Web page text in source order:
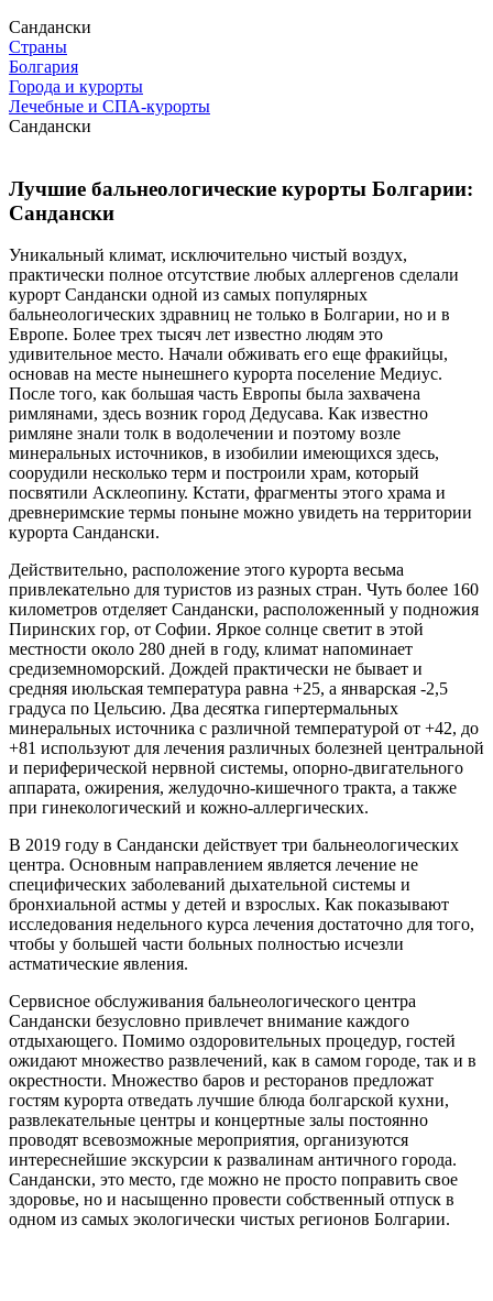
Сандански
Страны
Болгария
Города и курорты
Лечебные и СПА-курорты
Сандански
Лучшие бальнеологические курорты Болгарии:
Сандански
Уникальный климат, исключительно чистый воздух,
практически полное отсутствие любых аллергенов сделали
курорт Сандански одной из самых популярных
бальнеологических здравниц не только в Болгарии, но и в
Европе. Более трех тысяч лет известно людям это
удивительное место. Начали обживать его еще фракийцы,
основав на месте нынешнего курорта поселение Медиус.
После того, как большая часть Европы была захвачена
римлянами, здесь возник город Дедусава. Как известно
римляне знали толк в водолечении и поэтому возле
минеральных источников, в изобилии имеющихся здесь,
соорудили несколько терм и построили храм, который
посвятили Асклеопину. Кстати, фрагменты этого храма и
древнеримские термы поныне можно увидеть на территории
курорта Сандански.
Действительно, расположение этого курорта весьма
привлекательно для туристов из разных стран. Чуть более 160
километров отделяет Сандански, расположенный у подножия
Пиринских гор, от Софии. Яркое солнце светит в этой
местности около 280 дней в году, климат напоминает
средиземноморский. Дождей практически не бывает и
средняя июльская температура равна +25, а январская -2,5
градуса по Цельсию. Два десятка гипертермальных
минеральных источника с различной температурой от +42, до
+81 используют для лечения различных болезней центральной
и периферической нервной системы, опорно-двигательного
аппарата, ожирения, желудочно-кишечного тракта, а также
при гинекологический и кожно-аллергических.
В 2019 году в Сандански действует три бальнеологических
центра. Основным направлением является лечение не
специфических заболеваний дыхательной системы и
бронхиальной астмы у детей и взрослых. Как показывают
исследования недельного курса лечения достаточно для того,
чтобы у большей части больных полностью исчезли
астматические явления.
Сервисное обслуживания бальнеологического центра
Сандански безусловно привлечет внимание каждого
отдыхающего. Помимо оздоровительных процедур, гостей
ожидают множество развлечений, как в самом городе, так и в
окрестности. Множество баров и ресторанов предложат
гостям курорта отведать лучшие блюда болгарской кухни,
развлекательные центры и концертные залы постоянно
проводят всевозможные мероприятия, организуются
интереснейшие экскурсии к развалинам античного города.
Сандански, это место, где можно не просто поправить свое
здоровье, но и насыщенно провести собственный отпуск в
одном из самых экологически чистых регионов Болгарии.